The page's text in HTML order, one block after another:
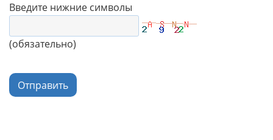
Введите нижние символы
(обязательно)
Отправить